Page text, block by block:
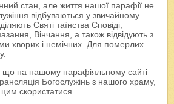
стан, але життя нашої парафії не
відбуваються у звичайному
Святі таїнства Сповіді,
Вінчання, а також відвідують з
хворих і немічних. Для померлих
що на нашому парафіяльному сайті
Богослужінь з нашого храму,
скористатися.